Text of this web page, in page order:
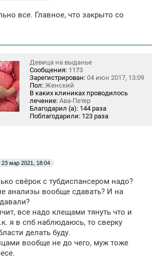
все. Главное, что закрыто со
Девица на выданье
Сообщения: 1173
Зарегистрирован: 04 июн 2017, 13:09
Пол: Женский
В каких клиниках проводилось
лечение: Ава-Петер
Благодарил (а): 144 раза
Поблагодарили: 123 раза
23 мар 2021, 18:04
свёрок с тубдиспансером надо?
анализы вообще сдавать? И на
все надо клещами тянуть что и
я в спб наблюдаюсь, то сверку
делать буду.
вообще не до чего, муж тоже